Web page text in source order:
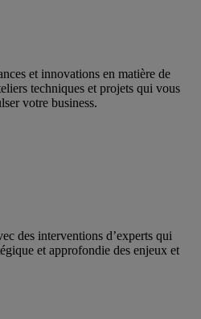
et innovations en matière de
techniques et projets qui vous
votre business.
des interventions d’experts qui
et approfondie des enjeux et